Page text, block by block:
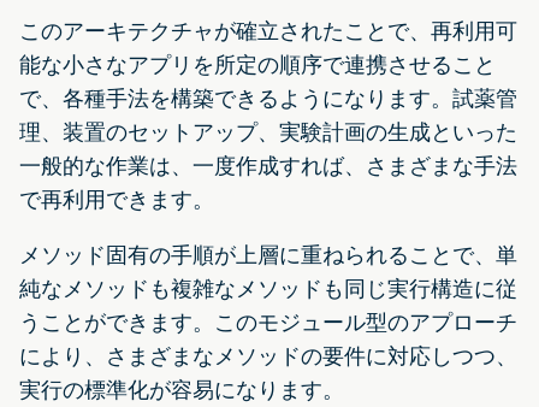
このアーキテクチャが確立されたことで、再利用可
能な小さなアプリを所定の順序で連携させること
で、各種手法を構築できるようになります。試薬管
理、装置のセットアップ、実験計画の生成といった
一般的な作業は、一度作成すれば、さまざまな手法
で再利用できます。
メソッド固有の手順が上層に重ねられることで、単
純なメソッドも複雑なメソッドも同じ実行構造に従
うことができます。このモジュール型のアプローチ
により、さまざまなメソッドの要件に対応しつつ、
実行の標準化が容易になります。